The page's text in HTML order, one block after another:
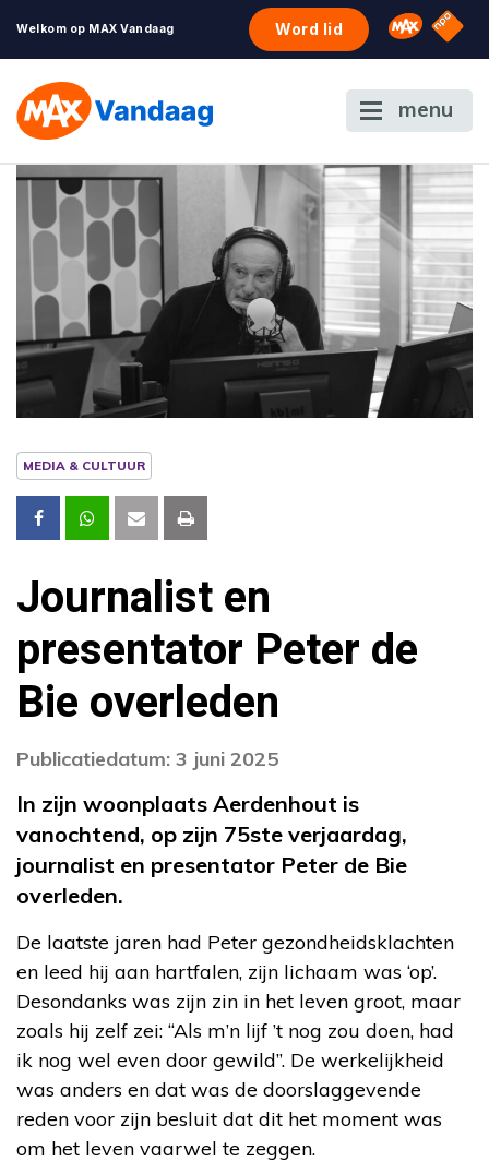
Welkom op MAX Vandaag Word lid Omroep
NPO
menu
MEDIA & CULTUUR
Journalist en
presentator Peter de
Bie overleden
Publicatiedatum: 3 juni 2025
In zijn woonplaats Aerdenhout is
vanochtend, op zijn 75ste verjaardag,
journalist en presentator Peter de Bie
overleden.
De laatste jaren had Peter gezondheidsklachten
en leed hij aan hartfalen, zijn lichaam was ‘op’.
Desondanks was zijn zin in het leven groot, maar
zoals hij zelf zei: “Als m’n lijf ’t nog zou doen, had
ik nog wel even door gewild”. De werkelijkheid
was anders en dat was de doorslaggevende
reden voor zijn besluit dat dit het moment was
om het leven vaarwel te zeggen.